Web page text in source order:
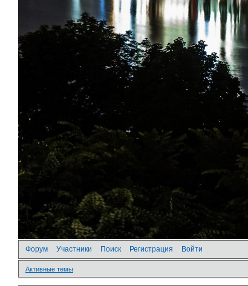
Форум Участники Поиск Регистрация Войти
Активные темы